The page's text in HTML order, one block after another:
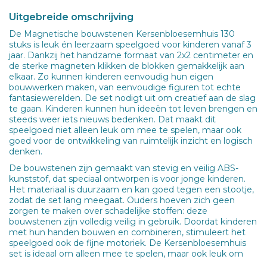
Uitgebreide omschrijving
De Magnetische bouwstenen Kersenbloesemhuis 130
stuks is leuk én leerzaam speelgoed voor kinderen vanaf 3
jaar. Dankzij het handzame formaat van 2x2 centimeter en
de sterke magneten klikken de blokken gemakkelijk aan
elkaar. Zo kunnen kinderen eenvoudig hun eigen
bouwwerken maken, van eenvoudige figuren tot echte
fantasiewerelden. De set nodigt uit om creatief aan de slag
te gaan. Kinderen kunnen hun ideeën tot leven brengen en
steeds weer iets nieuws bedenken. Dat maakt dit
speelgoed niet alleen leuk om mee te spelen, maar ook
goed voor de ontwikkeling van ruimtelijk inzicht en logisch
denken.
De bouwstenen zijn gemaakt van stevig en veilig ABS-
kunststof, dat speciaal ontworpen is voor jonge kinderen.
Het materiaal is duurzaam en kan goed tegen een stootje,
zodat de set lang meegaat. Ouders hoeven zich geen
zorgen te maken over schadelijke stoffen: deze
bouwstenen zijn volledig veilig in gebruik. Doordat kinderen
met hun handen bouwen en combineren, stimuleert het
speelgoed ook de fijne motoriek. De Kersenbloesemhuis
set is ideaal om alleen mee te spelen, maar ook leuk om